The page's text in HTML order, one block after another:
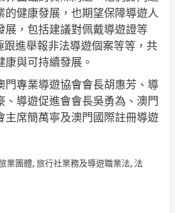
的健康發展，也期望保障導遊人
展，包括建議對佩戴導遊證等
跟進舉報非法導遊個案等等，共
康與可持續發展。
門專業導遊協會會長胡惠芳、導
、導遊促進會會長吳勇為、澳門
主席簡萬寧及澳門國際註冊導遊
業團體, 旅行社業務及導遊職業法, 法